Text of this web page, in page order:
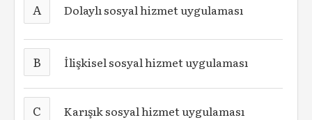
A Dolaylı sosyal hizmet uygulaması
B İlişkisel sosyal hizmet uygulaması
C Karışık sosyal hizmet uygulaması